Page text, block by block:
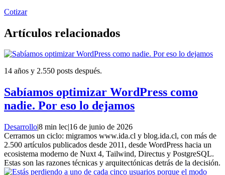
Cotizar
Artículos relacionados
14 años y 2.550 posts después.
Sabíamos optimizar WordPress como
nadie. Por eso lo dejamos
Desarrollo|8 min lec|16 de junio de 2026
Cerramos un ciclo: migramos www.ida.cl y blog.ida.cl, con más de
2.500 artículos publicados desde 2011, desde WordPress hacia un
ecosistema moderno de Nuxt 4, Tailwind, Directus y PostgreSQL.
Estas son las razones técnicas y arquitectónicas detrás de la decisión.